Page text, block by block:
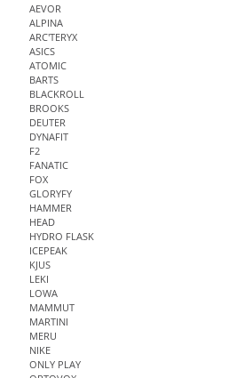
AEVOR
ALPINA
ARC'TERYX
ASICS
ATOMIC
BARTS
BLACKROLL
BROOKS
DEUTER
DYNAFIT
F2
FANATIC
FOX
GLORYFY
HAMMER
HEAD
HYDRO FLASK
ICEPEAK
KJUS
LEKI
LOWA
MAMMUT
MARTINI
MERU
NIKE
ONLY PLAY